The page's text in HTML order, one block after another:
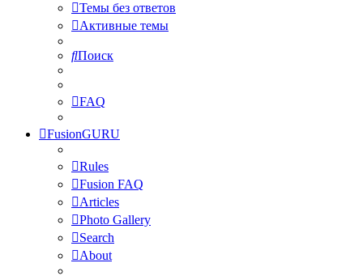
Темы без ответов
Активные темы
Поиск
FAQ
FusionGURU
Rules
Fusion FAQ
Articles
Photo Gallery
Search
About